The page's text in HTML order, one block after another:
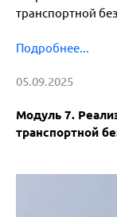
транспортной
Подробнее...
05.09.2025
Модуль 7.
транспортной